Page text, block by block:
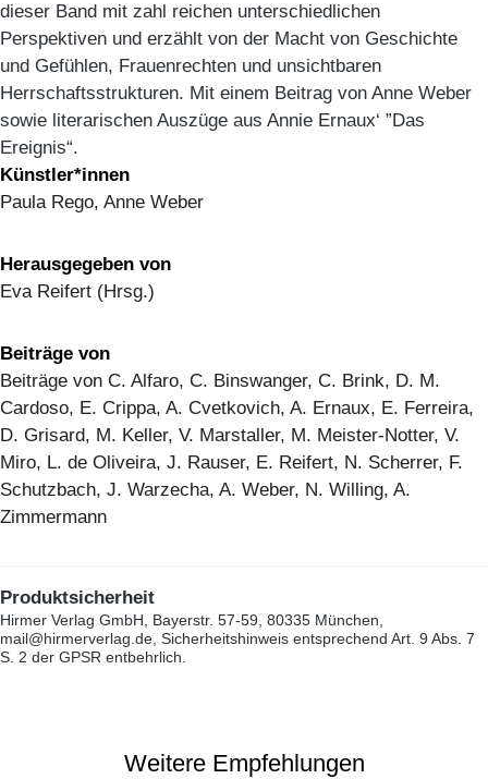
dieser Band mit zahl reichen unterschiedlichen
Perspektiven und erzählt von der Macht von Geschichte
und Gefühlen, Frauenrechten und unsichtbaren
Herrschaftsstrukturen. Mit einem Beitrag von Anne Weber
sowie literarischen Auszüge aus Annie Ernaux‘ ”Das
Ereignis“.
Künstler*innen
Paula Rego, Anne Weber
Herausgegeben von
Eva Reifert (Hrsg.)
Beiträge von
Beiträge von C. Alfaro, C. Binswanger, C. Brink, D. M.
Cardoso, E. Crippa, A. Cvetkovich, A. Ernaux, E. Ferreira,
D. Grisard, M. Keller, V. Marstaller, M. Meister-Notter, V.
Miro, L. de Oliveira, J. Rauser, E. Reifert, N. Scherrer, F.
Schutzbach, J. Warzecha, A. Weber, N. Willing, A.
Zimmermann
Produktsicherheit
Hirmer Verlag GmbH, Bayerstr. 57-59, 80335 München,
mail@hirmerverlag.de, Sicherheitshinweis entsprechend Art. 9 Abs. 7
S. 2 der GPSR entbehrlich.
Weitere Empfehlungen